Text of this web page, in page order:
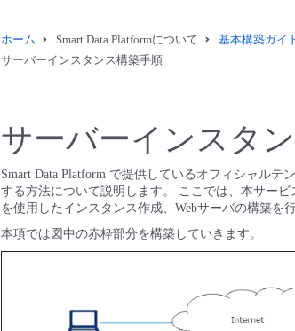
ホーム Smart Data Platformについて 基本構築ガイ
サーバーインスタンス構築手順
サーバーインスタ
Smart Data Platform で提供しているオフィシャル
する方法について説明します。 ここでは、本サー
を使用したインスタンス作成、Webサーバの構築を行
本項では図中の赤枠部分を構築していきます。